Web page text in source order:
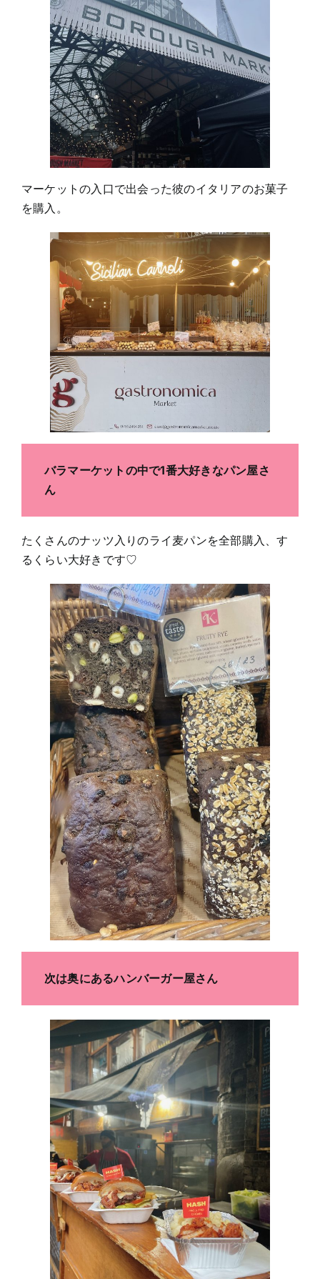
マーケットの入口で出会った彼のイタリアのお菓子
を購入。
バラマーケットの中で1番大好きなパン屋さ
ん
たくさんのナッツ入りのライ麦パンを全部購入、す
るくらい大好きです♡
次は奥にあるハンバーガー屋さん